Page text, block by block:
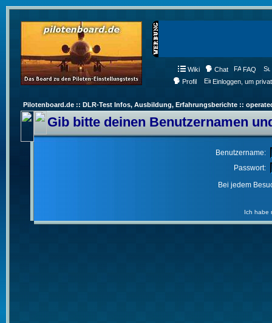
Wiki Chat FAQ
Profil
Einloggen, um
Pilotenboard.de :: DLR-Test Infos, Ausbildung, Erfahrungsberichte ::
Gib bitte deinen Benutzernamen
Benutzername:
Passwort:
Bei jedem
Ich habe